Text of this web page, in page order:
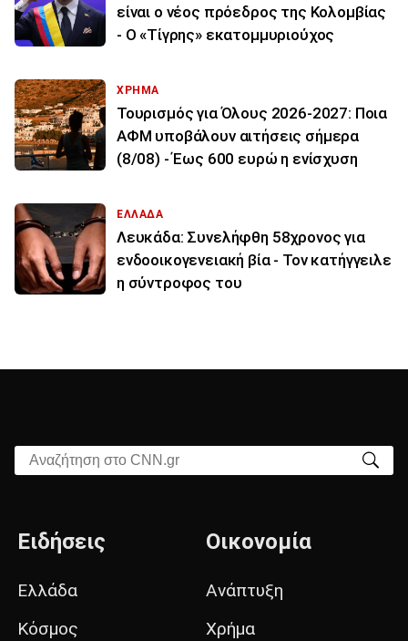
είναι ο νέος πρόεδρος της Κολομβίας
- Ο «Τίγρης» εκατομμυριούχος
ΧΡΗΜΑ
Τουρισμός για Όλους 2026-2027: Ποια
ΑΦΜ υποβάλουν αιτήσεις σήμερα
(8/08) - Έως 600 ευρώ η ενίσχυση
ΕΛΛΑΔΑ
Λευκάδα: Συνελήφθη 58χρονος για
ενδοοικογενειακή βία - Τον κατήγγειλε
η σύντροφος του
Αναζήτηση στο CNN.gr
Ειδήσεις
Ελλάδα
Κόσμος
Οικονομία
Ανάπτυξη
Χρήμα